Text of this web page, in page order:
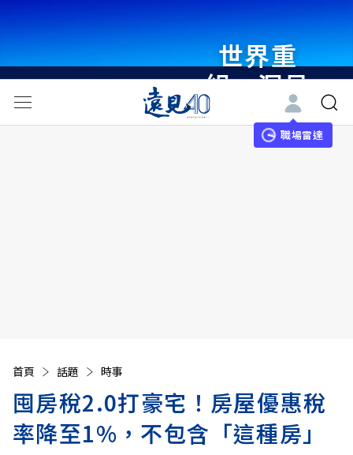
世界重
組・洞見
未來 與
世界領袖
職場雷達
首頁 話題 時事
囤房稅2.0打豪宅！房屋優惠稅
率降至1%，不包含「這種房」